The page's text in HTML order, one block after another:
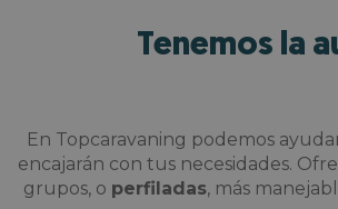
Tenemos la
En Topcaravaning podemos
encajarán con tus necesidades.
grupos, o perfiladas, más